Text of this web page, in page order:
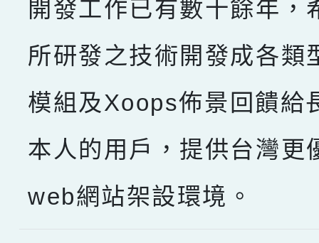
開發工作已有數十餘年，
所研發之技術開發成各類
模組及Xoops佈景回饋給
本人的用戶，提供台灣更
web網站架設環境。